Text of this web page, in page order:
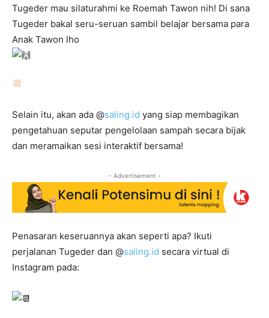
Tugeder mau silaturahmi ke Roemah Tawon nih! Di sana
Tugeder bakal seru-seruan sambil belajar bersama para
Anak Tawon lho
Selain itu, akan ada @saling.id yang siap membagikan
pengetahuan seputar pengelolaan sampah secara bijak
dan meramaikan sesi interaktif bersama!
- Advertisement -
Penasaran keseruannya akan seperti apa? Ikuti
perjalanan Tugeder dan @saling.id secara virtual di
Instagram pada: